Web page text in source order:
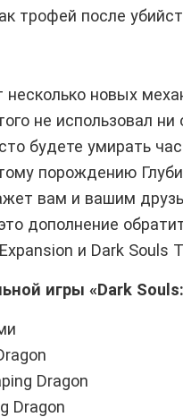
трофей после
новых
не использовал
будете умирать
порождению
вам и вашим
дополнение
и Dark Souls
игры «Dark
Dragon
Dragon